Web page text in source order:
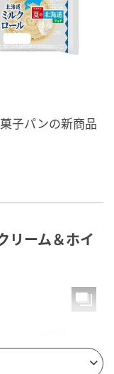
子パンの新商品
リーム＆ホイ